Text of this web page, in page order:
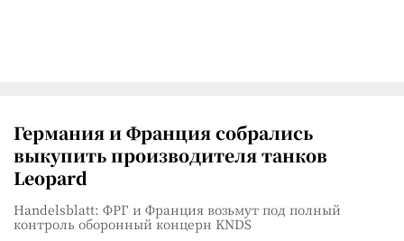
Германия и Франция собрались
выкупить производителя танков
Leopard
Handelsblatt: ФРГ и Франция возьмут под полный
контроль оборонный концерн KNDS